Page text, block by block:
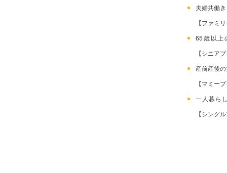
夫婦共働
【ファミ
65歳以
【シニア
産前産
【マミー
一人暮
【シング